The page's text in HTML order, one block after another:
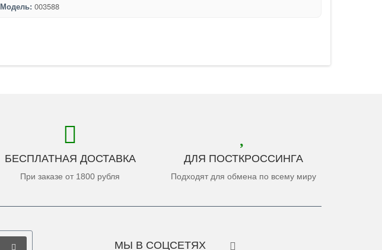
Модель: 003588
БЕСПЛАТНАЯ ДОСТАВКА
При заказе от 1800 рубля
ДЛЯ ПОСТКРОССИНГА
Подходят для обмена по всему миру
МЫ В СОЦСЕТЯХ